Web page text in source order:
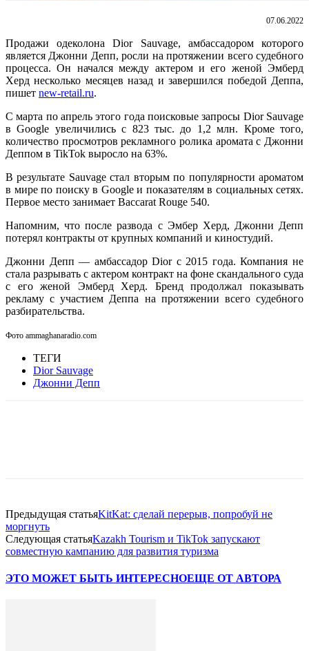
07.06.2022
Продажи одеколона Dior Sauvage, амбассадором которого
является Джонни Депп, росли на протяжении всего судебного
процесса. Он начался между актером и его женой Эмберд
Херд несколько месяцев назад и завершился победой Деппа,
пишет new-retail.ru.
С марта по апрель этого года поисковые запросы Dior Sauvage
в Google увеличились с 823 тыс. до 1,2 млн. Кроме того,
количество просмотров рекламного ролика аромата с Джонни
Деппом в TikTok выросло на 63%.
В результате Sauvage стал вторым по популярности ароматом
в мире по поиску в Google и показателям в социальных сетях.
Первое место занимает Baccarat Rouge 540.
Напомним, что после развода с Эмбер Херд, Джонни Депп
потерял контракты от крупных компаний и киностудий.
Джонни Депп — амбассадор Dior с 2015 года. Компания не
стала разрывать с актером контракт на фоне скандального суда
с его женой Эмберд Херд. Бренд продолжал показывать
рекламу с участием Деппа на протяжении всего судебного
разбирательства.
Фото ammaghanaradio.com
ТЕГИ
Dior Sauvage
Джонни Депп
Предыдущая статьяKitKat: сделай перерыв, попробуй не
моргнуть
Следующая статьяKazakh Tourism и TikTok запускают
совместную кампанию для развития туризма
ЭТО МОЖЕТ БЫТЬ ИНТЕРЕСНОЕЩЕ ОТ АВТОРА